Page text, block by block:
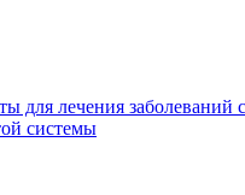
для лечения заболеваний
системы